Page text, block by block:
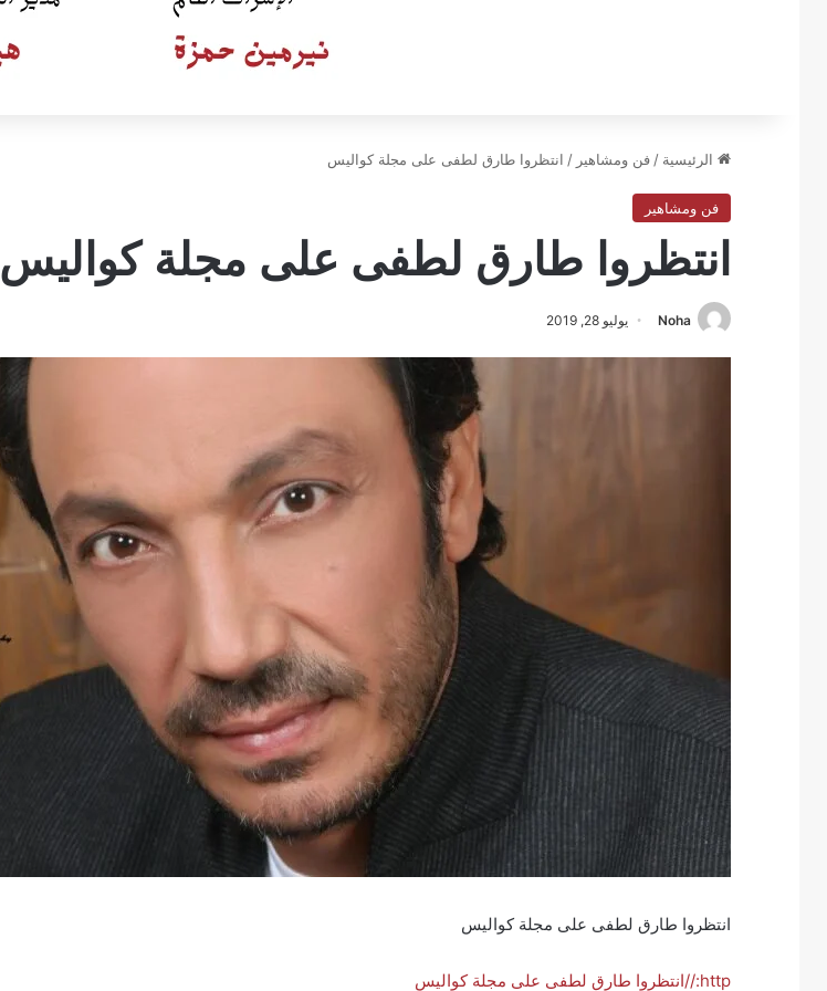
الرئيسية / فن ومشاهير / انتظروا طارق لطفى على مجلة كواليس
فن ومشاهير
انتظروا طارق لطفى على مجلة كواليس
Noha يوليو 28, 2019
انتظروا طارق لطفى على مجلة كواليس
http://انتظروا طارق لطفى على مجلة كواليس